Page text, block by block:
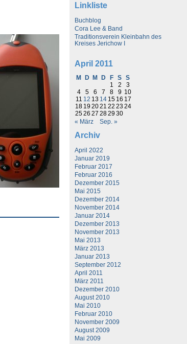
Linkliste
Buchblog
Cora Lee & Band
Traditionsverein Kleinbahn des
Kreises Jerichow I
April 2011
M D M D F S S
1
2
3
4
5 6 7 8 9 10
11 12 13 14 15 16 17
18 19 2021 22 23 24
2526 27 2829 30
« März
Sep. »
Archiv
April 2022
Januar 2019
Februar 2017
Februar 2016
Dezember 2015
Mai 2015
Dezember 2014
November 2014
Januar 2014
Dezember 2013
November 2013
Mai 2013
März 2013
Januar 2013
September 2012
April 2011
März 2011
Dezember 2010
August 2010
Mai 2010
Februar 2010
November 2009
August 2009
Mai 2009